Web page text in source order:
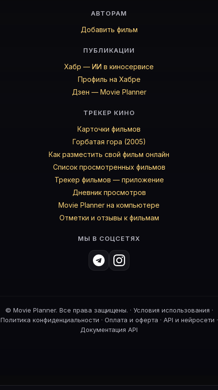
АВТОРАМ
Добавить фильм
ПУБЛИКАЦИИ
Хабр — ИИ в киносервисе
Профиль на Хабре
Дзен — Movie Planner
ТРЕКЕР КИНО
Карточки фильмов
Горбатая гора (2005)
Как разместить свой фильм онлайн
Список просмотренных фильмов
Трекер фильмов — приложение
Дневник просмотров
Movie Planner на компьютере
Отметки и отзывы к фильмам
МЫ В СОЦСЕТЯХ
© Movie Planner. Все права защищены. · Условия использования ·
Политика конфиденциальности · Оплата и оферта · API и нейросети ·
Документация API